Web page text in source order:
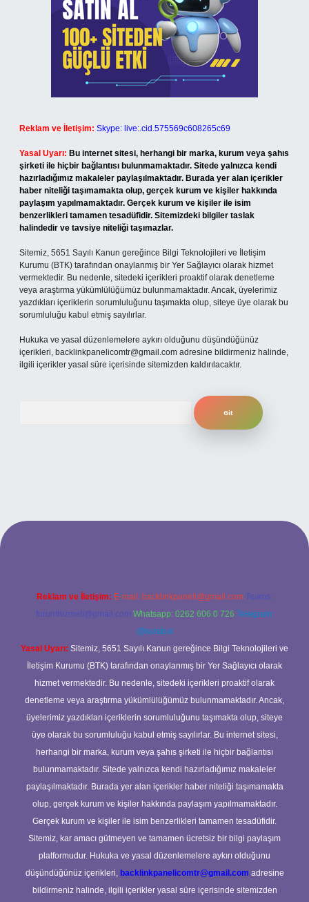
Reklam ve İletişim: Skype: live:.cid.575569c608265c69
Yasal Uyarı: Bu internet sitesi, herhangi bir marka, kurum veya şahıs
şirketi ile hiçbir bağlantısı bulunmamaktadır. Sitede yalnızca kendi
hazırladığımız makaleler paylaşılmaktadır. Burada yer alan içerikler
haber niteliği taşımamakta olup, gerçek kurum ve kişiler hakkında
paylaşım yapılmamaktadır. Gerçek kurum ve kişiler ile isim
benzerlikleri tamamen tesadüfidir. Sitemizdeki bilgiler taslak
halindedir ve tavsiye niteliği taşımazlar.
Sitemiz, 5651 Sayılı Kanun gereğince Bilgi Teknolojileri ve İletişim
Kurumu (BTK) tarafından onaylanmış bir Yer Sağlayıcı olarak hizmet
vermektedir. Bu nedenle, sitedeki içerikleri proaktif olarak denetleme
veya araştırma yükümlülüğümüz bulunmamaktadır. Ancak, üyelerimiz
yazdıkları içeriklerin sorumluluğunu taşımakta olup, siteye üye olarak bu
sorumluluğu kabul etmiş sayılırlar.
Hukuka ve yasal düzenlemelere aykırı olduğunu düşündüğünüz
içerikleri, backlinkpanelicomtr@gmail.com adresine bildirmeniz halinde,
ilgili içerikler yasal süre içerisinde sitemizden kaldırılacaktır.
giriş
Reklam ve İletişim: E-mail: backlinkpaneli@gmail.com Teams:
forumhizmeti@gmail.com Whatsapp: 0262 606 0 726 Telegram:
@karabul
Yasal Uyarı: Sitemiz, 5651 Sayılı Kanun gereğince Bilgi Teknolojileri ve
İletişim Kurumu (BTK) tarafından onaylanmış bir Yer Sağlayıcı olarak
hizmet vermektedir. Bu nedenle, sitedeki içerikleri proaktif olarak
denetleme veya araştırma yükümlülüğümüz bulunmamaktadır. Ancak,
üyelerimiz yazdıkları içeriklerin sorumluluğunu taşımakta olup, siteye
üye olarak bu sorumluluğu kabul etmiş sayılırlar. Bu internet sitesi,
herhangi bir marka, kurum veya şahıs şirketi ile hiçbir bağlantısı
bulunmamaktadır. Sitede yalnızca kendi hazırladığımız makaleler
paylaşılmaktadır. Burada yer alan içerikler haber niteliği taşımamakta
olup, gerçek kurum ve kişiler hakkında paylaşım yapılmamaktadır.
Gerçek kurum ve kişiler ile isim benzerlikleri tamamen tesadüfidir.
Sitemiz, kar amacı gütmeyen ve tamamen ücretsiz bir bilgi paylaşım
platformudur. Hukuka ve yasal düzenlemelere aykırı olduğunu
düşündüğünüz içerikleri, backlinkpanelicomtr@gmail.com adresine
bildirmeniz halinde, ilgili içerikler yasal süre içerisinde sitemizden